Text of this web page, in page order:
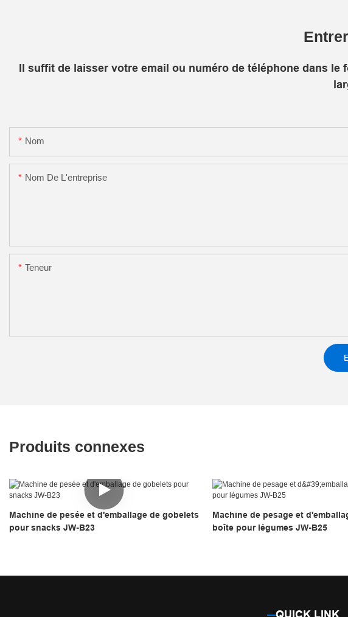
Il suffit de laisser votre email ou numéro de téléphone dans
Nom
Nom De L'entreprise
Teneur
Produits connexes
Machine de pesée et d'emballage de gobelets
pour snacks JW-B23
Machine de pesage et
boîte pour légumes JW-B25
QUICK LINK